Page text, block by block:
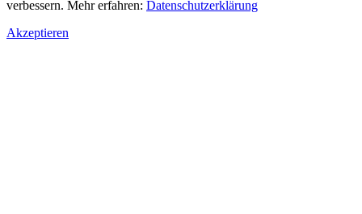
verbessern. Mehr erfahren: Datenschutzerklärung
Akzeptieren